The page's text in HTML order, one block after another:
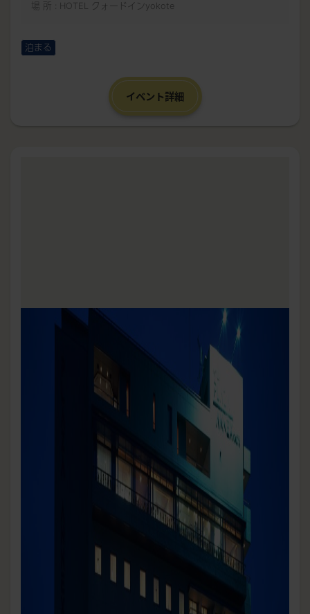
場 所 : HOTEL クォードインyokote
泊まる
イベント詳細